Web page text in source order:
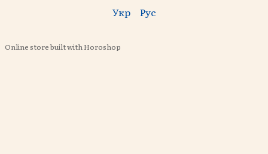
Укр Рус
Online store built with Horoshop